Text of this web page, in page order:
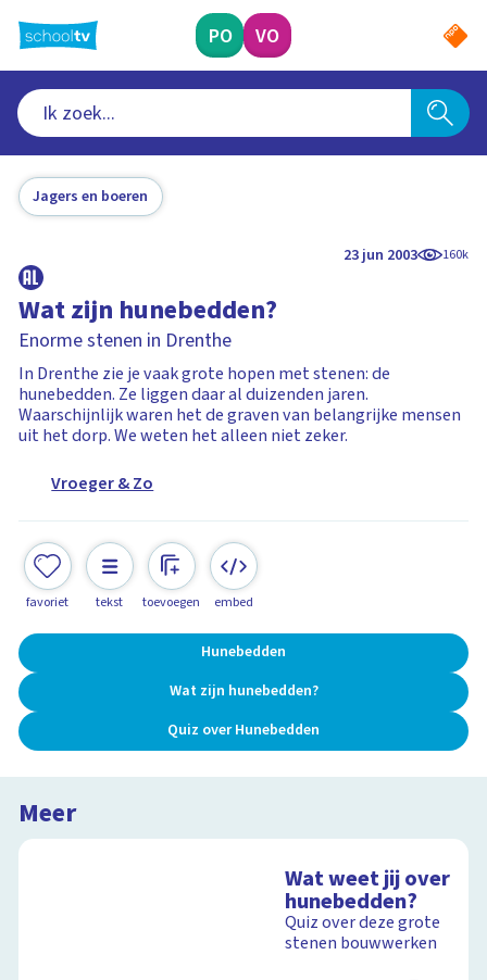
naar
hoofdinhoud
PO VO
Jagers en boeren
23 jun 2003 160k
Wat zijn hunebedden?
Enorme stenen in Drenthe
In Drenthe zie je vaak grote hopen met stenen: de
hunebedden. Ze liggen daar al duizenden jaren.
Waarschijnlijk waren het de graven van belangrijke mensen
uit het dorp. We weten het alleen niet zeker.
Vroeger & Zo
favoriet tekst toevoegen embed
Hunebedden
Wat zijn hunebedden?
Quiz over Hunebedden
Meer
Wat weet jij over
hunebedden?
Quiz over deze grote
stenen bouwwerken